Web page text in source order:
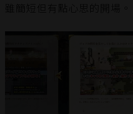
雖簡短但有點心思的開場。